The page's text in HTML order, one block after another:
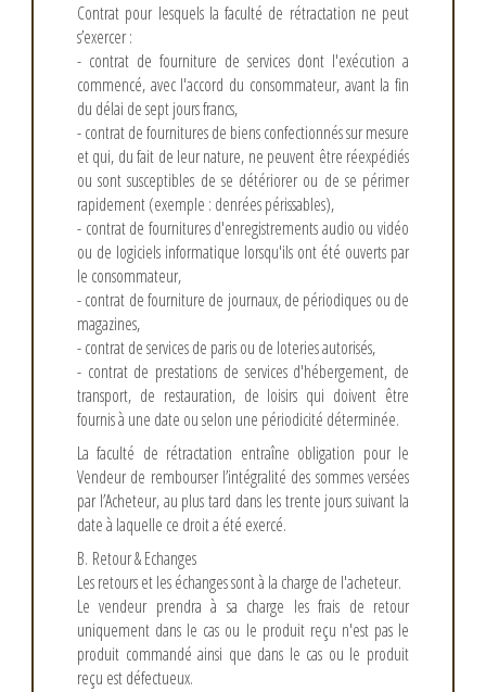
Contrat pour lesquels la faculté de rétractation ne peut
s’exercer :
- contrat de fourniture de services dont l'exécution a
commencé, avec l'accord du consommateur, avant la fin
du délai de sept jours francs,
- contrat de fournitures de biens confectionnés sur mesure
et qui, du fait de leur nature, ne peuvent être réexpédiés
ou sont susceptibles de se détériorer ou de se périmer
rapidement (exemple : denrées périssables),
- contrat de fournitures d'enregistrements audio ou vidéo
ou de logiciels informatique lorsqu'ils ont été ouverts par
le consommateur,
- contrat de fourniture de journaux, de périodiques ou de
magazines,
- contrat de services de paris ou de loteries autorisés,
- contrat de prestations de services d'hébergement, de
transport, de restauration, de loisirs qui doivent être
fournis à une date ou selon une périodicité déterminée.
La faculté de rétractation entraîne obligation pour le
Vendeur de rembourser l’intégralité des sommes versées
par l’Acheteur, au plus tard dans les trente jours suivant la
date à laquelle ce droit a été exercé.
B. Retour & Echanges
Les retours et les échanges sont à la charge de l'acheteur.
Le vendeur prendra à sa charge les frais de retour
uniquement dans le cas ou le produit reçu n'est pas le
produit commandé ainsi que dans le cas ou le produit
reçu est défectueux.